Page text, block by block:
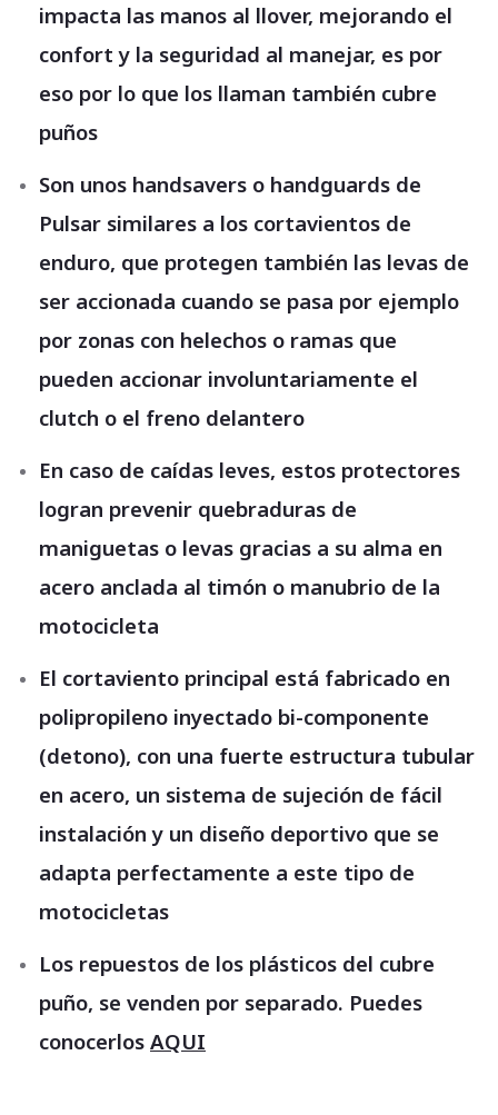
impacta las manos al llover, mejorando el
confort y la seguridad al manejar, es por
eso por lo que los llaman también cubre
puños
Son unos handsavers o handguards de
Pulsar similares a los cortavientos de
enduro, que protegen también las levas de
ser accionada cuando se pasa por ejemplo
por zonas con helechos o ramas que
pueden accionar involuntariamente el
clutch o el freno delantero
En caso de caídas leves, estos protectores
logran prevenir quebraduras de
maniguetas o levas gracias a su alma en
acero anclada al timón o manubrio de la
motocicleta
El cortaviento principal está fabricado en
polipropileno inyectado bi-componente
(detono), con una fuerte estructura tubular
en acero, un sistema de sujeción de fácil
instalación y un diseño deportivo que se
adapta perfectamente a este tipo de
motocicletas
Los repuestos de los plásticos del cubre
puño, se venden por separado. Puedes
conocerlos AQUI